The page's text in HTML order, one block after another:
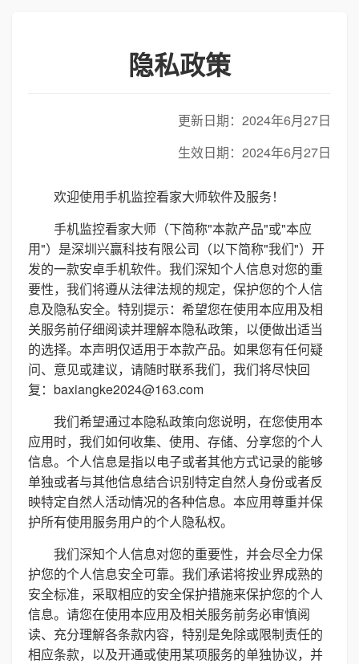
隐私政策
更新日期：2024年6月27日
生效日期：2024年6月27日
欢迎使用手机监控看家大师软件及服务！
手机监控看家大师（下简称"本款产品"或"本应
用"）是深圳兴赢科技有限公司（以下简称"我们"）开
发的一款安卓手机软件。我们深知个人信息对您的重
要性，我们将遵从法律法规的规定，保护您的个人信
息及隐私安全。特别提示：希望您在使用本应用及相
关服务前仔细阅读并理解本隐私政策，以便做出适当
的选择。本声明仅适用于本款产品。如果您有任何疑
问、意见或建议，请随时联系我们，我们将尽快回
复：baxiangke2024@163.com
我们希望通过本隐私政策向您说明，在您使用本
应用时，我们如何收集、使用、存储、分享您的个人
信息。个人信息是指以电子或者其他方式记录的能够
单独或者与其他信息结合识别特定自然人身份或者反
映特定自然人活动情况的各种信息。本应用尊重并保
护所有使用服务用户的个人隐私权。
我们深知个人信息对您的重要性，并会尽全力保
护您的个人信息安全可靠。我们承诺将按业界成熟的
安全标准，采取相应的安全保护措施来保护您的个人
信息。请您在使用本应用及相关服务前务必审慎阅
读、充分理解各条款内容，特别是免除或限制责任的
相应条款，以及开通或使用某项服务的单独协议，并